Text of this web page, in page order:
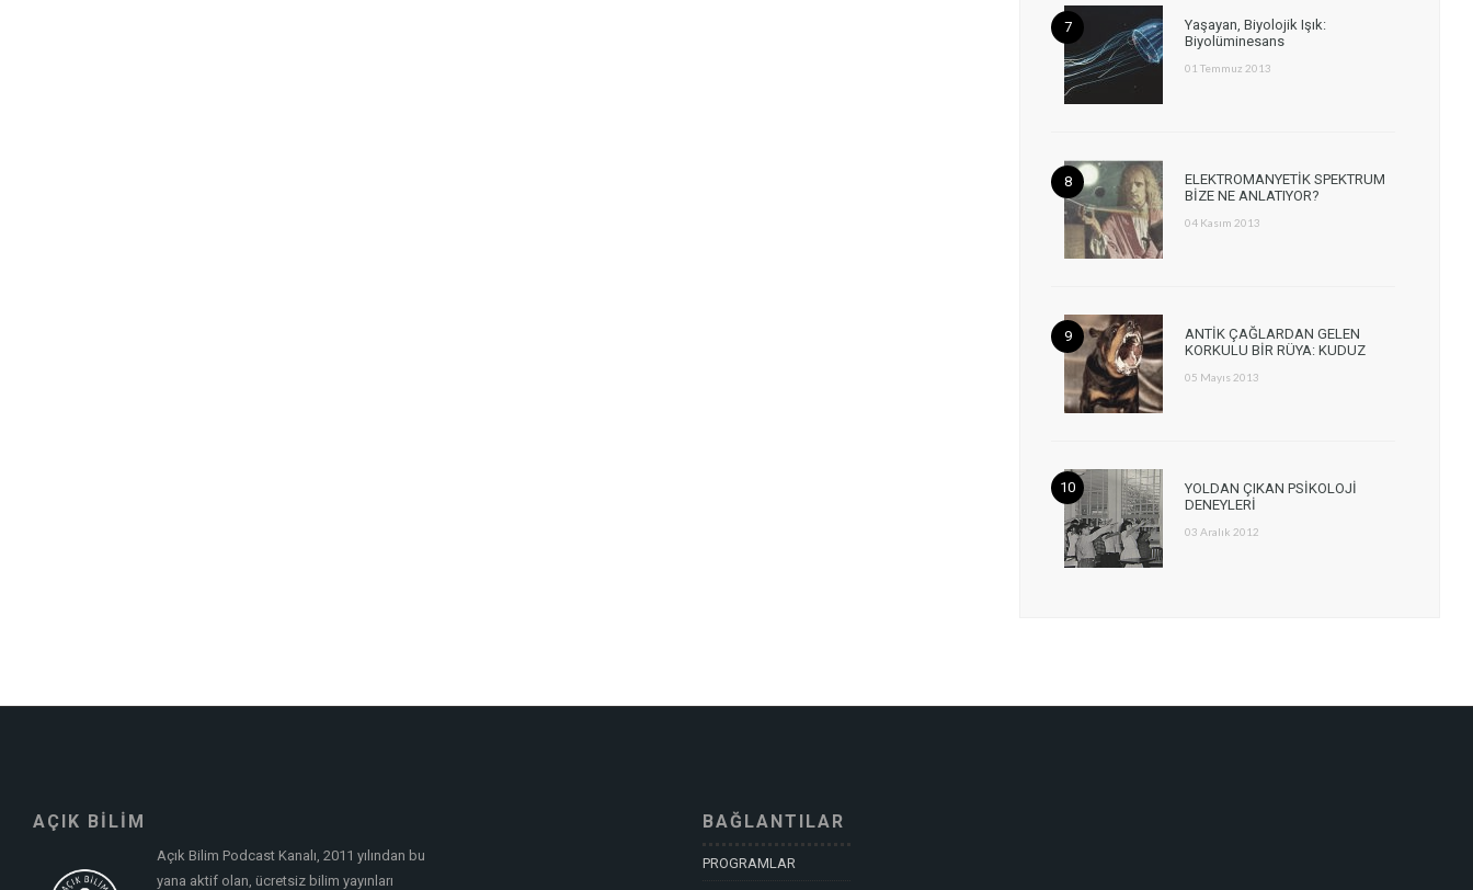
Yaşayan, Biyolojik Işık:
Biyolüminesans
01 Temmuz 2013
ELEKTROMANYETİK SPEKTRUM
BİZE NE ANLATIYOR?
04 Kasım 2013
ANTİK ÇAĞLARDAN GELEN
KORKULU BİR RÜYA: KUDUZ
05 Mayıs 2013
YOLDAN ÇIKAN PSİKOLOJİ
DENEYLERİ
03 Aralık 2012
AÇIK BİLİM
Açık Bilim Podcast Kanalı, 2011 yılından bu
yana aktif olan, ücretsiz bilim yayınları
BAĞLANTILAR
PROGRAMLAR